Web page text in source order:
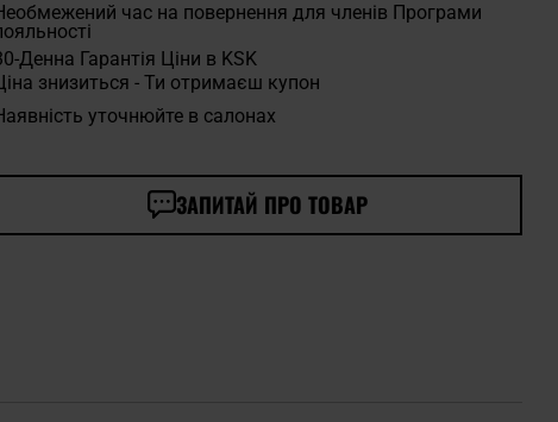
час на повернення для членів Програми
Денна Гарантія Ціни в KSK
знизиться - Ти отримаєш купон
уточнюйте в салонах
ЗАПИТАЙ ПРО ТОВАР